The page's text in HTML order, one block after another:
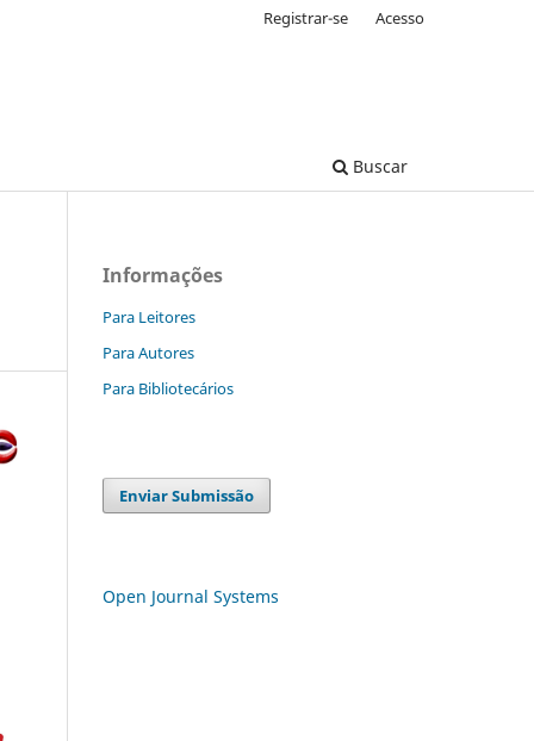
Buscar
Registrar-se Acesso
Informações
Para Leitores
Para Autores
Para Bibliotecários
Enviar Submissão
Open Journal Systems